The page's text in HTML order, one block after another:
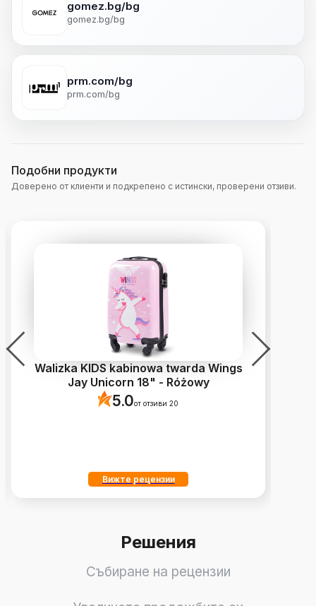
gomez.bg/bg
gomez.bg/bg
prm.com/bg
prm.com/bg
Подобни продукти
Доверено от клиенти и подкрепено с истински, проверени отзиви.
Walizka KIDS kabinowa twarda Wings
Jay Unicorn 18" - Różowy
5.0от отзиви 20
Вижте рецензии
Решения
Събиране на рецензии